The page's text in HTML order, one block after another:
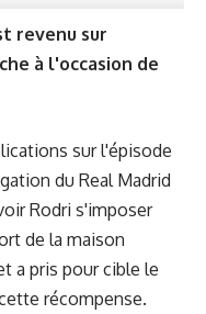
revenu sur
à l'occasion de
sur l'épisode
du Real Madrid
Rodri s'imposer
de la maison
a pris pour cible le
récompense.